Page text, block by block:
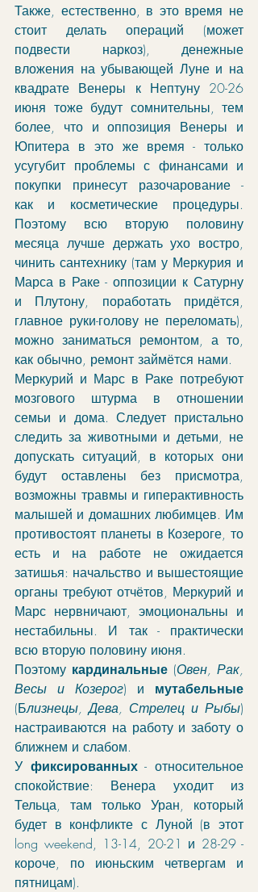
Также, естественно, в это время не
стоит делать операций (может
подвести наркоз), денежные
вложения на убывающей Луне и на
квадрате Венеры к Нептуну 20-26
июня тоже будут сомнительны, тем
более, что и оппозиция Венеры и
Юпитера в это же время - только
усугубит проблемы с финансами и
покупки принесут разочарование -
как и косметические процедуры.
Поэтому всю вторую половину
месяца лучше держать ухо востро,
чинить сантехнику (там у Меркурия и
Марса в Раке - оппозиции к Сатурну
и Плутону, поработать придётся,
главное руки-голову не переломать),
можно заниматься ремонтом, а то,
как обычно, ремонт займётся нами.
Меркурий и Марс в Раке потребуют
мозгового штурма в отношении
семьи и дома. Следует пристально
следить за животными и детьми, не
допускать ситуаций, в которых они
будут оставлены без присмотра,
возможны травмы и гиперактивность
малышей и домашних любимцев. Им
противостоят планеты в Козероге, то
есть и на работе не ожидается
затишья: начальство и вышестоящие
органы требуют отчётов, Меркурий и
Марс нервничают, эмоциональны и
нестабильны. И так - практически
всю вторую половину июня.
Поэтому кардинальные (Овен, Рак,
Весы и Козерог) и мутабельные
(Близнецы, Дева, Стрелец и Рыбы)
настраиваются на работу и заботу о
ближнем и слабом.
У фиксированных - относительное
спокойствие: Венера уходит из
Тельца, там только Уран, который
будет в конфликте с Луной (в этот
long weekend, 13-14, 20-21 и 28-29 -
короче, по июньским четвергам и
пятницам).